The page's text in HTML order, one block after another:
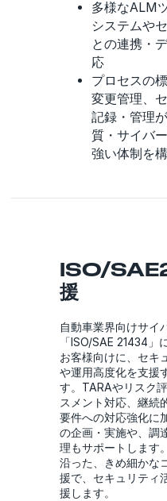
多様なALM
システムや
との連携・
応
プロセスの
変更管理、
記録・管理
質・サイバ
強い体制を
ISO/
援
自動車業界向けサイ
「ISO/SAE 21434
お客様向けに、セキ
や運用高度化を支援
す。TARAやリスク
スメント対応、継続
要件への対応強化に
の企画・実施や、調
理もサポートします
沿った、きめ細かな
援で、セキュリティ
援します。